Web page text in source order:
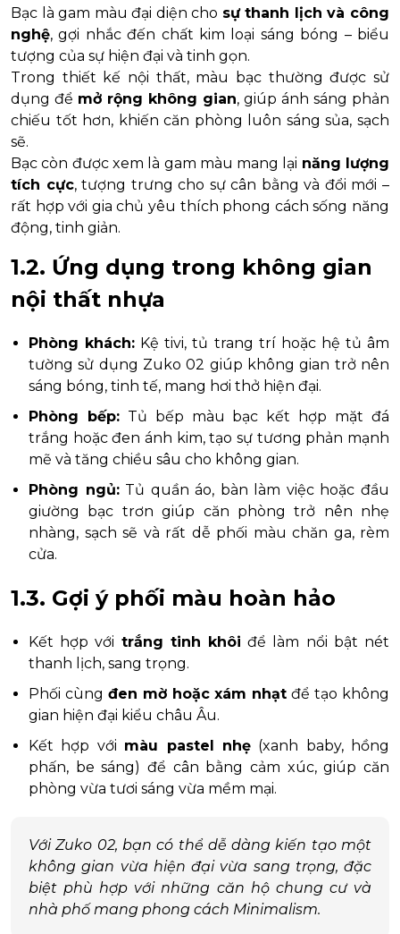
Bạc là gam màu đại diện cho sự thanh lịch và công
nghệ, gợi nhắc đến chất kim loại sáng bóng – biểu
tượng của sự hiện đại và tinh gọn.
Trong thiết kế nội thất, màu bạc thường được sử
dụng để mở rộng không gian, giúp ánh sáng phản
chiếu tốt hơn, khiến căn phòng luôn sáng sủa, sạch
sẽ.
Bạc còn được xem là gam màu mang lại năng lượng
tích cực, tượng trưng cho sự cân bằng và đổi mới –
rất hợp với gia chủ yêu thích phong cách sống năng
động, tinh giản.
1.2. Ứng dụng trong không gian
nội thất nhựa
Phòng khách: Kệ tivi, tủ trang trí hoặc hệ tủ âm
tường sử dụng Zuko 02 giúp không gian trở nên
sáng bóng, tinh tế, mang hơi thở hiện đại.
Phòng bếp:Tủ bếp màu bạc kết hợp mặt đá
trắng hoặc đen ánh kim, tạo sự tương phản mạnh
mẽ và tăng chiều sâu cho không gian.
Phòng ngủ:Tủ quần áo, bàn làm việc hoặc đầu
giường bạc trơn giúp căn phòng trở nên nhẹ
nhàng, sạch sẽ và rất dễ phối màu chăn ga, rèm
cửa.
1.3. Gợi ý phối màu hoàn hảo
Kết hợp với trắng tinh khôi để làm nổi bật nét
thanh lịch, sang trọng.
Phối cùng đen mờ hoặc xám nhạt để tạo không
gian hiện đại kiểu châu Âu.
Kết hợp với màu pastel nhẹ(xanh baby, hồng
phấn, be sáng) để cân bằng cảm xúc, giúp căn
phòng vừa tươi sáng vừa mềm mại.
Với Zuko 02, bạn có thể dễ dàng kiến tạo một
không gian vừa hiện đại vừa sang trọng, đặc
biệt phù hợp với những căn hộ chung cư và
nhà phố mang phong cách Minimalism.